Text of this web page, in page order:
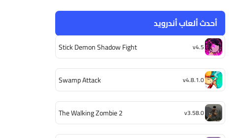
أحدث ألعاب أندرويد
Stick Demon Shadow Fight v4.5
Swamp Attack v4.8.1.0
The Walking Zombie 2 v3.58.0